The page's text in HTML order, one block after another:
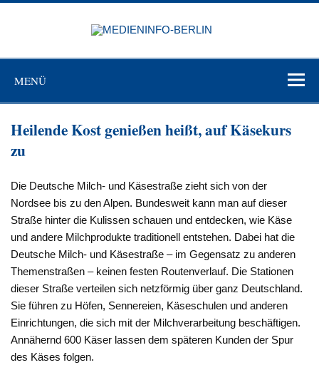
Zum
MENÜ
Heilende Kost genießen heißt, auf Käsekurs
zu
Die Deutsche Milch- und Käsestraße zieht sich von der
Nordsee bis zu den Alpen. Bundesweit kann man auf dieser
Straße hinter die Kulissen schauen und entdecken, wie Käse
und andere Milchprodukte traditionell entstehen. Dabei hat die
Deutsche Milch- und Käsestraße – im Gegensatz zu anderen
Themenstraßen – keinen festen Routenverlauf. Die Stationen
dieser Straße verteilen sich netzförmig über ganz Deutschland.
Sie führen zu Höfen, Sennereien, Käseschulen und anderen
Einrichtungen, die sich mit der Milchverarbeitung beschäftigen.
Annähernd 600 Käser lassen dem späteren Kunden der Spur
des Käses folgen.